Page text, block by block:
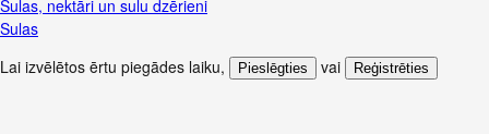
Sulas, nektāri un sulu dzērieni
Sulas
Lai izvēlētos ērtu piegādes laiku, Pieslēgties vai Reģistrēties